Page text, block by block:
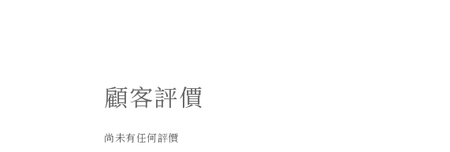
顧客評價
尚未有任何評價